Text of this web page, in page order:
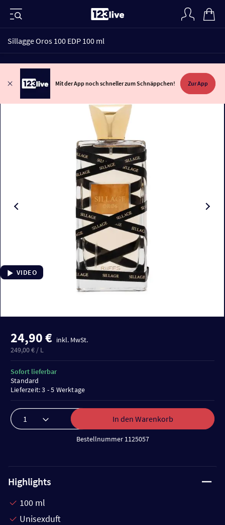
Sillagge Oros 100 EDP 100 ml
Mit der App noch schneller zum Schnäppchen! Zur App
VIDEO
24,90 € inkl. MwSt.
249,00 € / L
In den Warenkorb
Bestellnummer 1125057
Sofort lieferbar
Standard
Lieferzeit: 3 - 5 Werktage
Highlights
100 ml
Unisexduft